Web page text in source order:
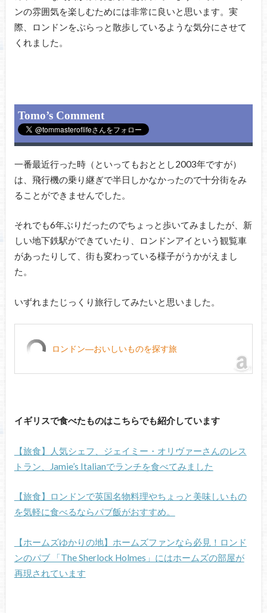
ンの雰囲気を楽しむためには非常に良いと思います。実
際、ロンドンをぶらっと散歩しているような気分にさせて
くれました。
Tomo’s Comment
一番最近行った時（といってもおととし2003年ですが）
は、飛行機の乗り継ぎで半日しかなかったので十分街をみ
ることができませんでした。
それでも6年ぶりだったのでちょっと歩いてみましたが、新
しい地下鉄駅ができていたり、ロンドンアイという観覧車
があったりして、街も変わっている様子がうかがえまし
た。
いずれまたじっくり旅行してみたいと思いました。
ロンドン―おいしいものを探す旅
イギリスで食べたものはこちらでも紹介しています
【旅食】人気シェフ、ジェイミー・オリヴァーさんのレス
トラン、Jamie’s Italianでランチを食べてみました
【旅食】ロンドンで英国名物料理やちょっと美味しいもの
を気軽に食べるならパブ飯がおすすめ。
【ホームズゆかりの地】ホームズファンなら必見！ロンド
ンのパブ 「The Sherlock Holmes」にはホームズの部屋が
再現されています